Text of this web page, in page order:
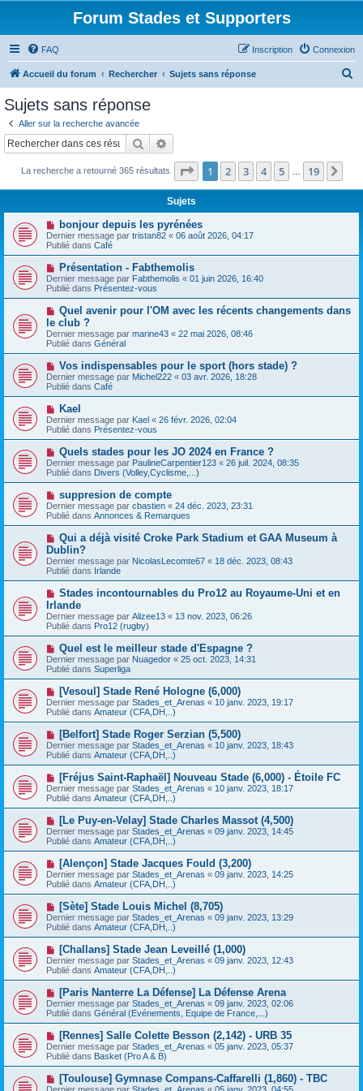
Forum Stades et Supporters
FAQ Connexion
Inscription
Accueil du forum Rechercher Sujets sans réponse
c
Sujets sans réponse
Aller sur la recherche avancée
Rechercher
La recherche a retourné 365 résultats Page 1sur19
1 2 3 4 5 19
Sujets
N
o
u
v
e
a
u
m
e
s
s
a
g
e
bonjour depuis les pyrénées
Dernier message par tristan82 « 06 août 2026, 04:17
Publié dans Café
N
o
u
v
a
u
m
e
s
s
g
e
Présentation - Fabthemolis
Dernier message par Fabthemolis « 01 juin 2026, 16:40
Publié dans Présentez-vous
N
u
v
e
a
u
m
e
s
s
a
g
e
Quel avenir pour l'OM avec les récents changements dans
le club ?
Dernier message par marine43 « 22 mai 2026, 08:46
Publié dans Général
N
o
u
v
e
a
u
m
e
s
s
a
g
Vos indispensables pour le sport (hors stade) ?
Dernier message par Michel222 « 03 avr. 2026, 18:28
Publié dans Café
N
o
u
v
a
u
m
e
s
s
a
g
e
Kael
Dernier message par Kael « 26 févr. 2026, 02:04
Publié dans Présentez-vous
N
o
u
v
a
u
m
e
s
s
a
g
e
Quels stades pour les JO 2024 en France ?
Dernier message par PaulineCarpentier123 « 26 juil. 2024, 08:35
Publié dans Divers (Volley,Cyclisme,...)
N
o
u
v
a
u
m
e
s
s
a
g
e
suppresion de compte
Dernier message par cbastien « 24 déc. 2023, 23:31
Publié dans Annonces & Remarques
N
u
v
e
a
u
m
e
s
a
g
e
Qui a déjà visité Croke Park Stadium et GAA Museum à
Dublin?
Dernier message par NicolasLecomte67 « 18 déc. 2023, 08:43
Publié dans Irlande
N
o
u
v
e
a
u
m
e
s
s
a
g
e
Stades incontournables du Pro12 au Royaume-Uni et en
Irlande
Dernier message par Alizee13 « 13 nov. 2023, 06:26
Publié dans Pro12 (rugby)
N
o
u
v
e
u
m
e
s
a
g
e
Quel est le meilleur stade d'Espagne ?
Dernier message par Nuagedor « 25 oct. 2023, 14:31
Publié dans Superliga
N
o
u
v
e
u
m
e
s
a
g
e
[Vesoul] Stade René Hologne (6,000)
Dernier message par Stades_et_Arenas « 10 janv. 2023, 19:17
Publié dans Amateur (CFA,DH,..)
N
o
u
v
e
u
m
e
s
a
g
e
[Belfort] Stade Roger Serzian (5,500)
Dernier message par Stades_et_Arenas « 10 janv. 2023, 18:43
Publié dans Amateur (CFA,DH,..)
N
o
u
v
e
u
m
e
s
a
g
e
[Fréjus Saint-Raphaël] Nouveau Stade (6,000) - Étoile FC
Dernier message par Stades_et_Arenas « 10 janv. 2023, 18:17
Publié dans Amateur (CFA,DH,..)
N
o
u
v
e
u
m
e
s
a
g
e
[Le Puy-en-Velay] Stade Charles Massot (4,500)
Dernier message par Stades_et_Arenas « 09 janv. 2023, 14:45
Publié dans Amateur (CFA,DH,..)
N
o
u
v
e
u
m
e
s
a
g
e
[Alençon] Stade Jacques Fould (3,200)
Dernier message par Stades_et_Arenas « 09 janv. 2023, 14:25
Publié dans Amateur (CFA,DH,..)
N
o
u
v
e
u
m
e
s
a
g
e
[Sète] Stade Louis Michel (8,705)
Dernier message par Stades_et_Arenas « 09 janv. 2023, 13:29
Publié dans Amateur (CFA,DH,..)
N
o
u
v
e
u
m
e
s
a
g
e
[Challans] Stade Jean Leveillé (1,000)
Dernier message par Stades_et_Arenas « 09 janv. 2023, 12:43
Publié dans Amateur (CFA,DH,..)
N
o
u
v
e
u
m
e
s
[Paris Nanterre La Défense] La Défense Arena
Dernier message par Stades_et_Arenas « 09 janv. 2023, 02:06
Publié dans Général (Evénements, Equipe de France,...)
N
o
u
v
e
[Rennes] Salle Colette Besson (2,142) - URB 35
Dernier message par Stades_et_Arenas « 05 janv. 2023, 05:37
Publié dans Basket (Pro A & B)
N
o
[Toulouse] Gymnase Compans-Caffarelli (1,860) - TBC
Dernier message par Stades_et_Arenas « 05 janv. 2023, 04:55